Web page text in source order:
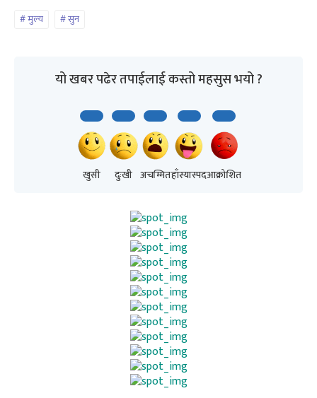
मुल्य सुन
यो खबर पढेर तपाईलाई कस्तो महसुस भयो ?
खुसी दुःखी अचम्मितहाँस्यास्पदआक्रोशित